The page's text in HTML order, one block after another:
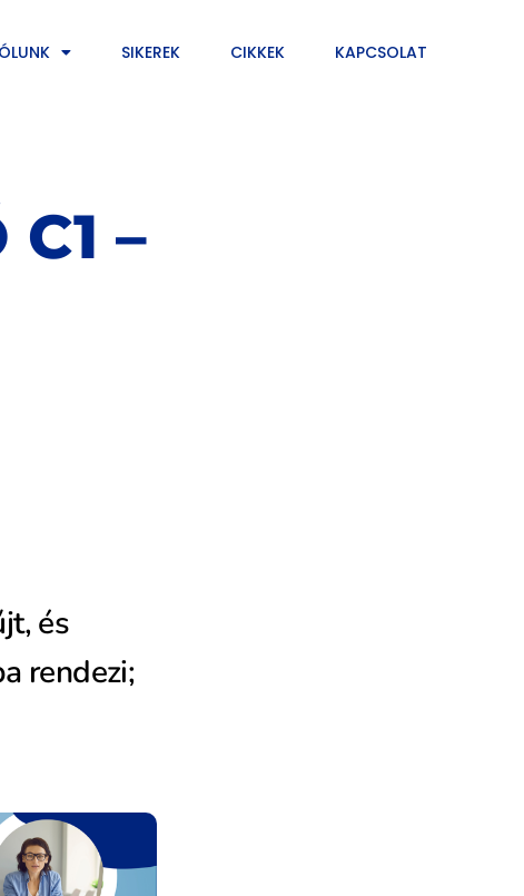
SIKEREK CIKKEK KAPCSOLAT
–
és
rendezi;